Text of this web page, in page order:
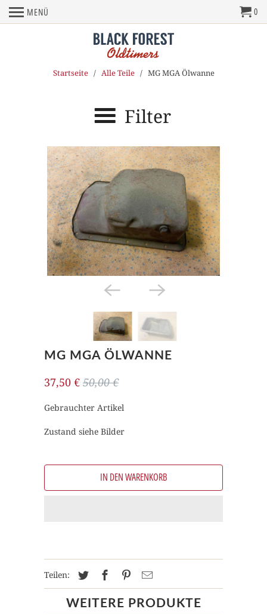
MENÜ 0
Startseite/ Alle Teile/ MG MGA Ölwanne
Filter
MG MGA ÖLWANNE
37,50 € 50,00 €
Gebrauchter Artikel
Zustand siehe Bilder
IN DEN WARENKORB
Teilen:
WEITERE PRODUKTE